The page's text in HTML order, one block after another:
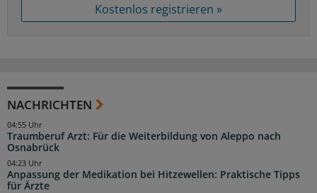
Kostenlos registrieren »
NACHRICHTEN
Traumberuf Arzt: Für die Weiterbildung von Aleppo nach
Osnabrück
04:55 Uhr
Anpassung der Medikation bei Hitzewellen: Praktische Tipps
für Ärzte
04:23 Uhr